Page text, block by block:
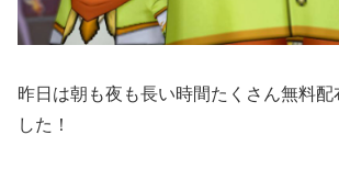
昨日は朝も夜も長い時間たくさん無料
した！